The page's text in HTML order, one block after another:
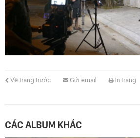
Về trang trước Gửi email In trang
CÁC ALBUM KHÁC